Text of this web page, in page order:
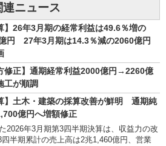
ニュース
】26年3月期の経常利益は49.6％増の
円 27年3月期は14.3％減の2060億円
修正】通期経常利益2000億円→2260億
が順調
】土木・建築の採算改善が鮮明 通期純
億円へ増額修正
2026年3月期第3四半期決算は、収益力の改
半期累計の売上高は2兆1,460億円、営業